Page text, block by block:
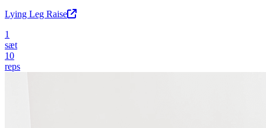
Lying Leg Raise
1
sæt
10
reps